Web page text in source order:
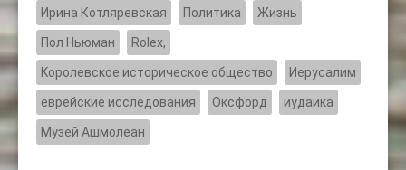
Ирина Котляревская Политика Жизнь
Пол Ньюман Rolex,
Kоролевское историческое общество Иерусалим
еврейские исследования Оксфорд иудаика
Музей Ашмолеан